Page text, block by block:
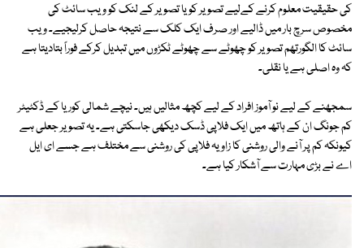
کی حقیقیت معلوم کرنے کےلیے تصویر کو یا تصویر کے لنک کو ویب سائٹ کی
مخصوص سرچ بار میں ڈالیے اور صرف ایک کلک سے نتیجہ حاصل کرلیجیے۔ ویب
سائٹ کا الگورتھم تصویر کو چھوٹے سے چھوٹے ٹکڑوں میں تبدیل کرکے فوراً بتادیتا ہے
کہ وہ اصلی ہے یا نقلی۔
سمجھنے کے لیے نو آموز افراد کے لیے کچھ مثالیں ہیں۔ نیچے شمالی کوریا کے ڈکٹیٹر
کم جونگ ان کے ہاتھ میں ایک فلاپی ڈسک دیکھی جاسکتی ہے۔ یہ تصویر جعلی ہے
کیونکہ کم پر آنے والی روشنی کا زاویہ فلاپی کی روشنی سے مختلف ہے جسے ای ایل
اے نے بڑی مہارت سے آشکار کیا ہے۔